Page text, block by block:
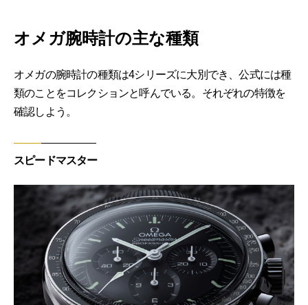
オメガ腕時計の主な種類
オメガの腕時計の種類は4シリーズに大別でき、公式には種
類のことをコレクションと呼んでいる。それぞれの特徴を
確認しよう。
スピードマスター